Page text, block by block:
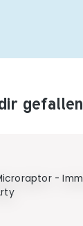
überspringen
gefallen